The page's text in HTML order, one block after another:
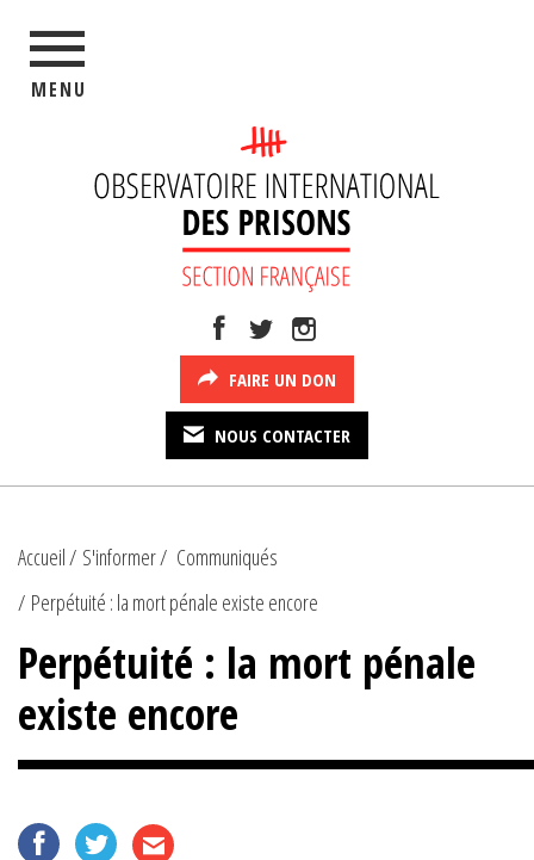
MENU
FAIRE UN DON
NOUS CONTACTER
Accueil S'informer
Communiqués
Perpétuité : la mort pénale existe encore
Perpétuité : la mort pénale
existe encore